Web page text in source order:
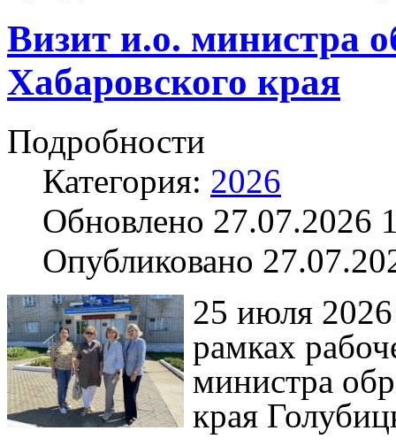
Визит и.о. министра
Хабаровского края
Подробности
Категория: 2026
Обновлено 27.07.2026
Опубликовано
25 июля
рамках
министра
края